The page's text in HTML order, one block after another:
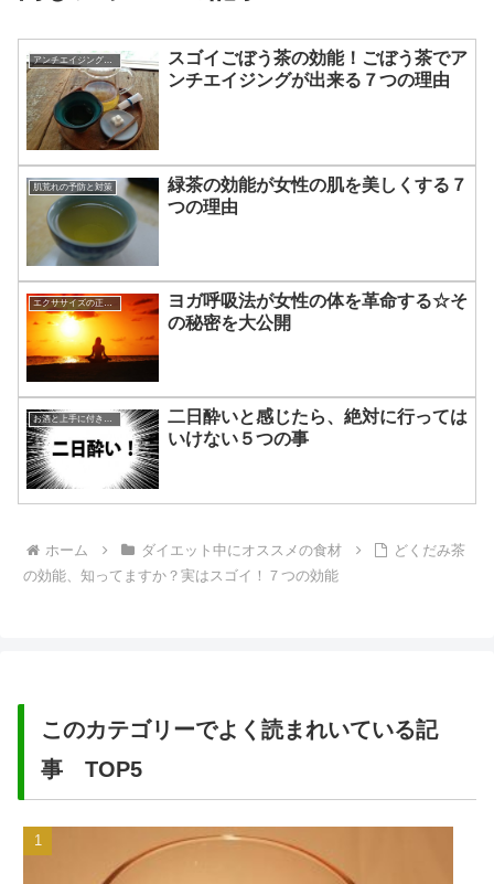
アンチエイジングに効く食べ物
スゴイごぼう茶の効能！ごぼう茶でア
ンチエイジングが出来る７つの理由
肌荒れの予防と対策
緑茶の効能が女性の肌を美しくする７
つの理由
エクササイズの正しい知識☆
ヨガ呼吸法が女性の体を革命する☆そ
の秘密を大公開
お酒と上手に付き合う方法
二日酔いと感じたら、絶対に行っては
いけない５つの事
ホーム ダイエット中にオススメの食材
どくだみ茶
の効能、知ってますか？実はスゴイ！７つの効能
このカテゴリーでよく読まれいている記
事 TOP5